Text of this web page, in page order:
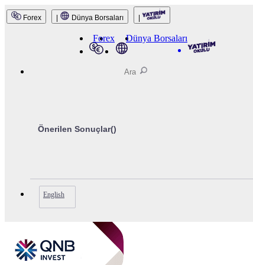
QNB Invest
Forex Dünya Borsaları
Forex Dünya Borsaları
Önerilen Sonuçlar()
English